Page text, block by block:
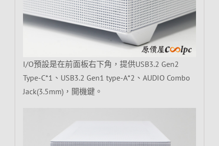
I/O預設是在前面板右下角，提供USB3.2 Gen2
Type-C*1、USB3.2 Gen1 type-A*2、AUDIO Combo
Jack(3.5mm)，開機鍵。